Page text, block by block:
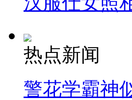
热点新闻
警花学霸神